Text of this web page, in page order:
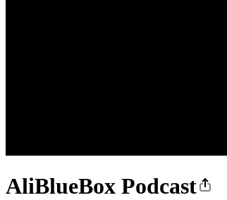
AliBlueBox Podcast